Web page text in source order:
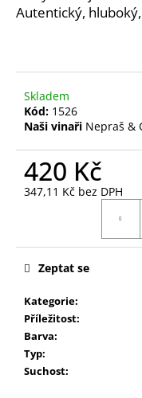
Autentický,
Skladem
Kód: 1526
Naši vinaři Nepraš &
420 Kč
347,11 Kč bez DPH
Kategorie:
Příležitost:
Barva:
Typ:
Suchost:
Zeptat se
r
u
e
m
TRAMÍN
ČERVENÝ